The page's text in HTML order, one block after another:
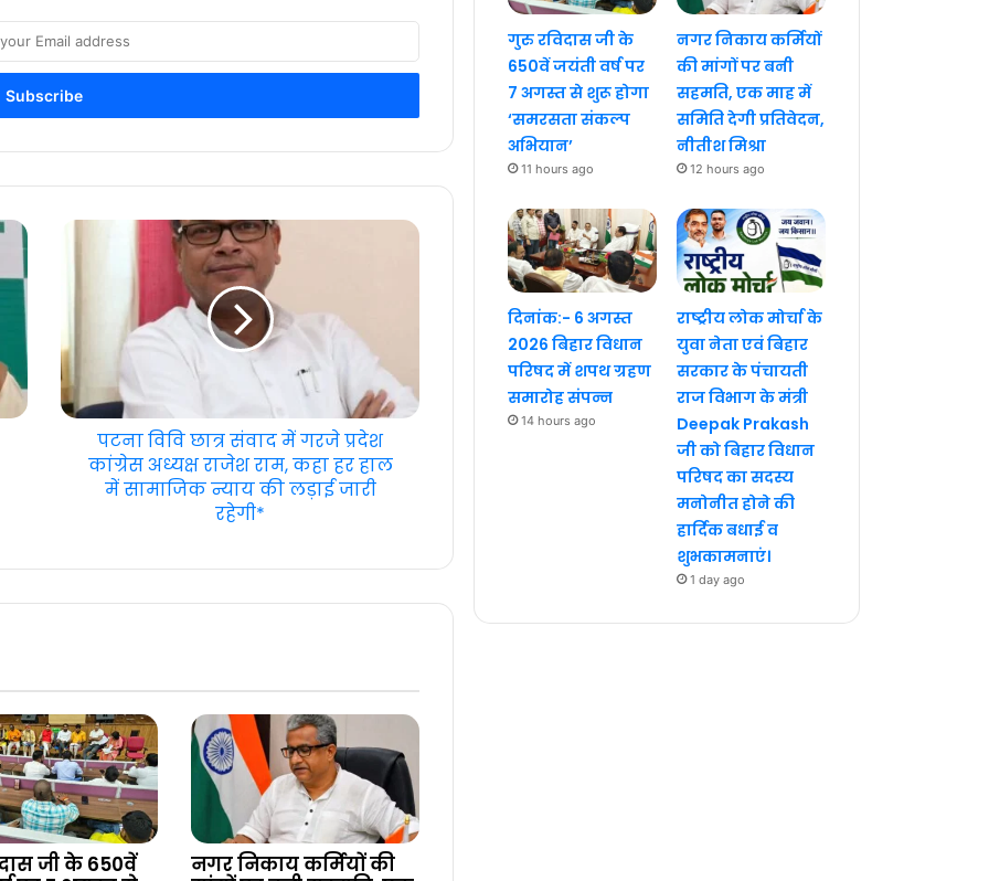
पटना विवि छात्र संवाद में गरजे प्रदेश
कांग्रेस अध्यक्ष राजेश राम, कहा हर हाल
में सामाजिक न्याय की लड़ाई जारी
रहेगी*
जी के 650वें
नगर निकाय कर्मियों की
गुरु रविदास जी के
650वें जयंती वर्ष पर
7 अगस्त से शुरू होगा
‘समरसता संकल्प
अभियान’
11 hours ago
नगर निकाय कर्मियों
की मांगों पर बनी
सहमति, एक माह में
समिति देगी प्रतिवेदन,
नीतीश मिश्रा
12 hours ago
दिनांक:- 6 अगस्त
2026 बिहार विधान
परिषद में शपथ ग्रहण
समारोह संपन्न
14 hours ago
राष्ट्रीय लोक मोर्चा के
युवा नेता एवं बिहार
सरकार के पंचायती
राज विभाग के मंत्री
Deepak Prakash
जी को बिहार विधान
परिषद का सदस्य
मनोनीत होने की
हार्दिक बधाई व
शुभकामनाएं।
1 day ago